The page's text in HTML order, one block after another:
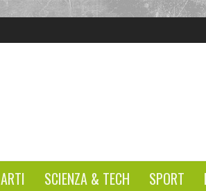
ARTI SCIENZA & TECH SPORT